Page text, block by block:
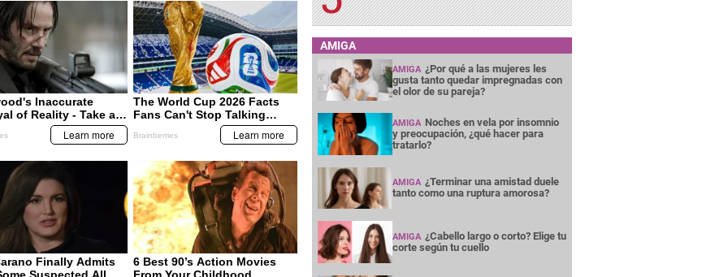
niño
HONDURAS
Honduras compartirá con
EUA datos sobre viajeros
HONDURAS
Se preparan para enfrentar
efectos del Fenómeno de El
Niño en Honduras
AMIGA
AMIGA ¿Por qué a las mujeres les
gusta tanto quedar impregnadas con
el olor de su pareja?
AMIGA Noches en vela por insomnio
y preocupación, ¿qué hacer para
tratarlo?
AMIGA ¿Terminar una amistad duele
tanto como una ruptura amorosa?
AMIGA ¿Cabello largo o corto? Elige tu
corte según tu cuello